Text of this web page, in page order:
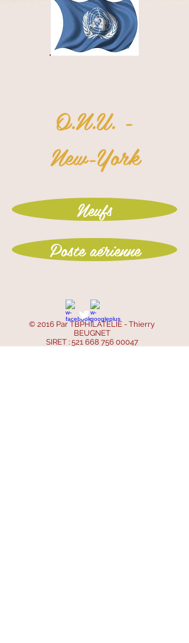
O.N.U. -
New-York
Neufs
Poste aérienne
© 2016 Par TBPHILATELIE - Thierry
BEUGNET
SIRET : 521 668 756 00047